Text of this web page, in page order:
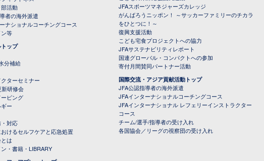
活動
者の海外派遣
ナショナルコーチングコース
等
ップ
分補給
ターセミナー
新研修会
ピング
ー
対応
けるセルフケアと応急処置
は
・書籍・LIBRARY
JFAスポーツマネジャーズカレッジ
がんばろうニッポン！ ～サッカーファミリーのチカラ
をひとつに！～
復興支援活動
こども宅食プロジェクトへの協力
JFAサステナビリティレポート
国連グローバル・コンパクトへの参加
寄付月間賛同パートナー活動
国際交流・アジア貢献活動トップ
JFA公認指導者の海外派遣
JFAインターナショナルコーチングコース
JFAインターナショナル レフェリーインストラクター
コース
チーム/選手/指導者の受け入れ
各国協会／リーグの視察団の受け入れ